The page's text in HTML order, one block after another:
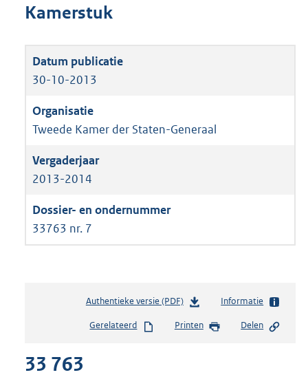
Kamerstuk
30-10-2013
Tweede Kamer der Staten-Generaal
2013-2014
33763 nr. 7
Authentieke versie (PDF)b
s
Informatie
Gerelateerd Printen Delen
33 763